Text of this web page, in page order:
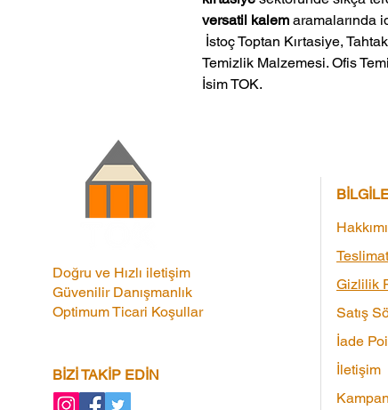
versatil kalem aramalarında
Temizlik Malzemesi. Ofis
İsim TOK.
Doğru ve Hızlı iletişim
Güvenilir Danışmanlık
Optimum Ticari Koşullar
BİZİ TAKİP EDİN
Gizlilik
Satış
İade
İletişim